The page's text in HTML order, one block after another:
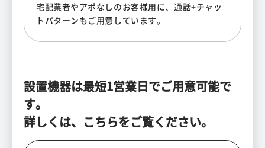
宅配業者やアポなしのお客様用に、通話+チャッ
トパターンもご用意しています。
設置機器は最短1営業日でご用意可能で
す。
詳しくは、こちらをご覧ください。